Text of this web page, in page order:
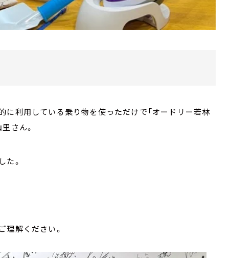
に利用している乗り物を使っただけで「オードリー若林
さん。
た。
理解ください。